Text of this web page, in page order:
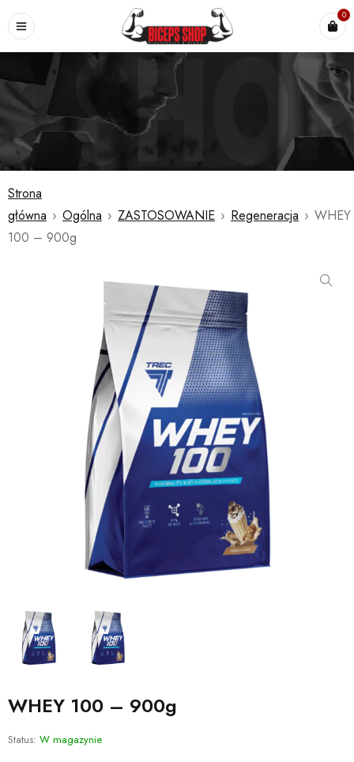
0
Strona
główna › Ogólna › ZASTOSOWANIE › Regeneracja › WHEY
100 – 900g
WHEY 100 – 900g
Status: W magazynie